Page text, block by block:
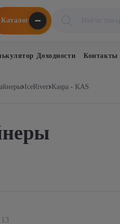
Каталог
товаров
Доходности Контакты
IceRiver Kaspa - KAS
13